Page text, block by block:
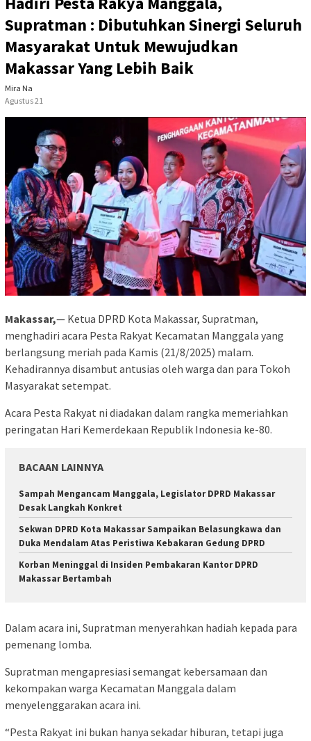
Supratman : Dibutuhkan Sinergi Seluruh
Masyarakat Untuk Mewujudkan
Makassar Yang Lebih Baik
Mira Na
Agustus 21
Makassar,— Ketua DPRD Kota Makassar, Supratman,
menghadiri acara Pesta Rakyat Kecamatan Manggala yang
berlangsung meriah pada Kamis (21/8/2025) malam.
Kehadirannya disambut antusias oleh warga dan para Tokoh
Masyarakat setempat.
Acara Pesta Rakyat ni diadakan dalam rangka memeriahkan
peringatan Hari Kemerdekaan Republik Indonesia ke-80.
BACAAN LAINNYA
Sampah Mengancam Manggala, Legislator DPRD Makassar
Desak Langkah Konkret
Sekwan DPRD Kota Makassar Sampaikan Belasungkawa dan
Duka Mendalam Atas Peristiwa Kebakaran Gedung DPRD
Korban Meninggal di Insiden Pembakaran Kantor DPRD
Makassar Bertambah
Dalam acara ini, Supratman menyerahkan hadiah kepada para
pemenang lomba.
Supratman mengapresiasi semangat kebersamaan dan
kekompakan warga Kecamatan Manggala dalam
menyelenggarakan acara ini.
“Pesta Rakyat ini bukan hanya sekadar hiburan, tetapi juga